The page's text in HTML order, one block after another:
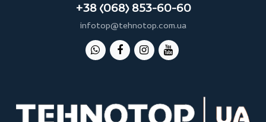
+38 (068) 853-60-60
infotop@tehnotop.com.ua